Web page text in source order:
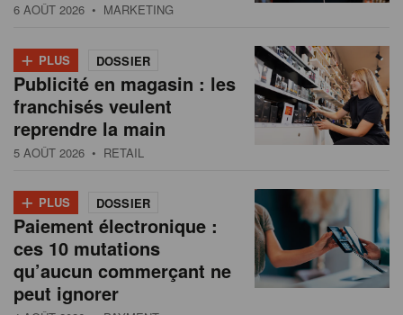
6 AOÛT 2026 • MARKETING
+ PLUS DOSSIER
Publicité en magasin : les
franchisés veulent
reprendre la main
5 AOÛT 2026 • RETAIL
+ PLUS DOSSIER
Paiement électronique :
ces 10 mutations
qu’aucun commerçant ne
peut ignorer